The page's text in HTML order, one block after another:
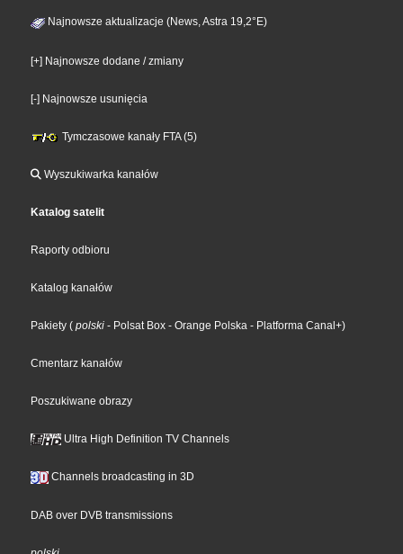
Najnowsze aktualizacje (News, Astra 19,2°E)
[+] Najnowsze dodane / zmiany
[-] Najnowsze usunięcia
Tymczasowe kanały FTA (5)
Wyszukiwarka kanałów
Katalog satelit
Raporty odbioru
Katalog kanałów
Pakiety ( polski - Polsat Box - Orange Polska - Platforma Canal+)
Cmentarz kanałów
Poszukiwane obrazy
Ultra High Definition TV Channels
Channels broadcasting in 3D
DAB over DVB transmissions